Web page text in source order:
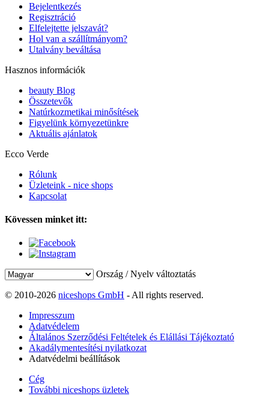
Bejelentkezés
Regisztráció
Elfelejtette jelszavát?
Hol van a szállítmányom?
Utalvány beváltása
Hasznos információk
beauty Blog
Összetevők
Natúrkozmetikai minősítések
Figyelünk környezetünkre
Aktuális ajánlatok
Ecco Verde
Rólunk
Üzleteink - nice shops
Kapcsolat
Kövessen minket itt:
Ország / Nyelv változtatás
© 2010-2026 niceshops GmbH - All rights reserved.
Impresszum
Adatvédelem
Általános Szerződési Feltételek és Elállási Tájékoztató
Akadálymentesítési nyilatkozat
Adatvédelmi beállítások
Cég
További niceshops üzletek